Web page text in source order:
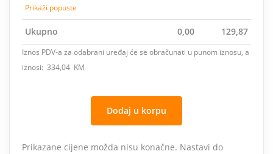
Prikaži popuste
Ukupno 0,00 129,87
Iznos PDV-a za odabrani uređaj će se obračunati u punom iznosu, a
iznosi: 334,04 KM
Dodaj u korpu
Prikazane cijene možda nisu konačne. Nastavi do